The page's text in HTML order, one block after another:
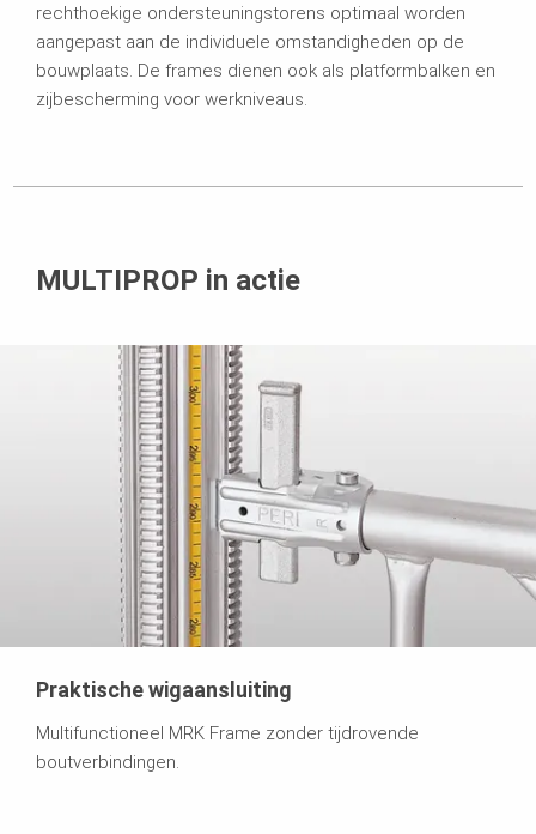
rechthoekige ondersteuningstorens optimaal worden
aangepast aan de individuele omstandigheden op de
bouwplaats. De frames dienen ook als platformbalken en
zijbescherming voor werkniveaus.
MULTIPROP in actie
Praktische wigaansluiting
Multifunctioneel MRK Frame zonder tijdrovende
boutverbindingen.